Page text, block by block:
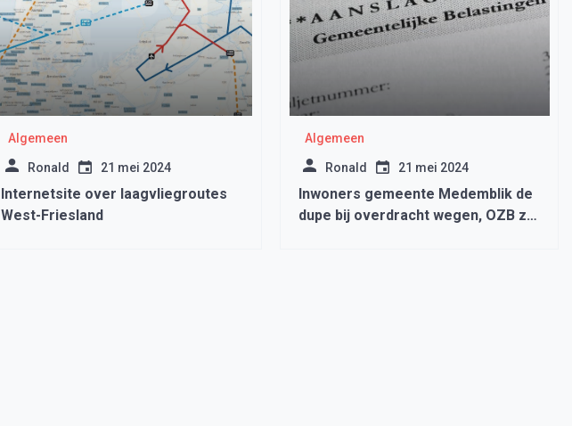
Algemeen
Ronald 21 mei 2024
Internetsite over laagvliegroutes
West-Friesland
Algemeen
Ronald 21 mei 2024
Inwoners gemeente Medemblik de
dupe bij overdracht wegen, OZB zal